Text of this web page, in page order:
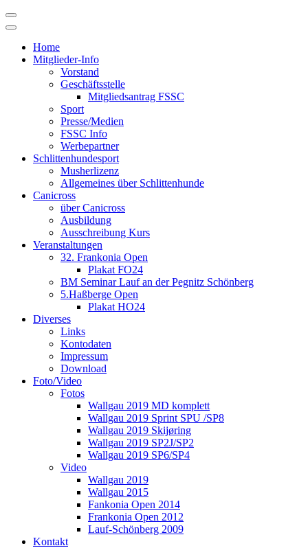
Skip
to
Home
Mitglieder-Info
Vorstand
Geschäftsstelle
Mitgliedsantrag FSSC
Sport
Presse/Medien
FSSC Info
Werbepartner
Schlittenhundesport
Musherlizenz
Allgemeines über Schlittenhunde
Canicross
über Canicross
Ausbildung
Ausschreibung Kurs
Veranstaltungen
32. Frankonia Open
Plakat FO24
BM Seminar Lauf an der Pegnitz Schönberg
5.Haßberge Open
Plakat HO24
Diverses
Links
Kontodaten
Impressum
Download
Foto/Video
Fotos
Wallgau 2019 MD komplett
Wallgau 2019 Sprint SPU /SP8
Wallgau 2019 Skijøring
Wallgau 2019 SP2J/SP2
Wallgau 2019 SP6/SP4
Video
Wallgau 2019
Wallgau 2015
Fankonia Open 2014
Frankonia Open 2012
Lauf-Schönberg 2009
Kontakt